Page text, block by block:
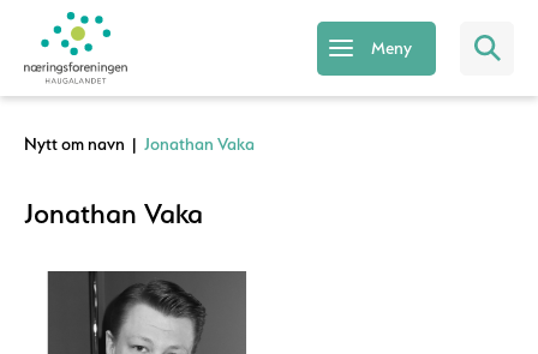
Meny
Nytt om navn | Jonathan Vaka
Jonathan Vaka